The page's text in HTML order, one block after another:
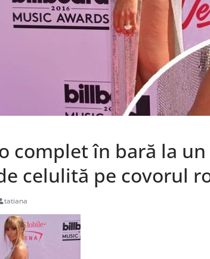
complet în bară la
celulită pe covorul
tatiana